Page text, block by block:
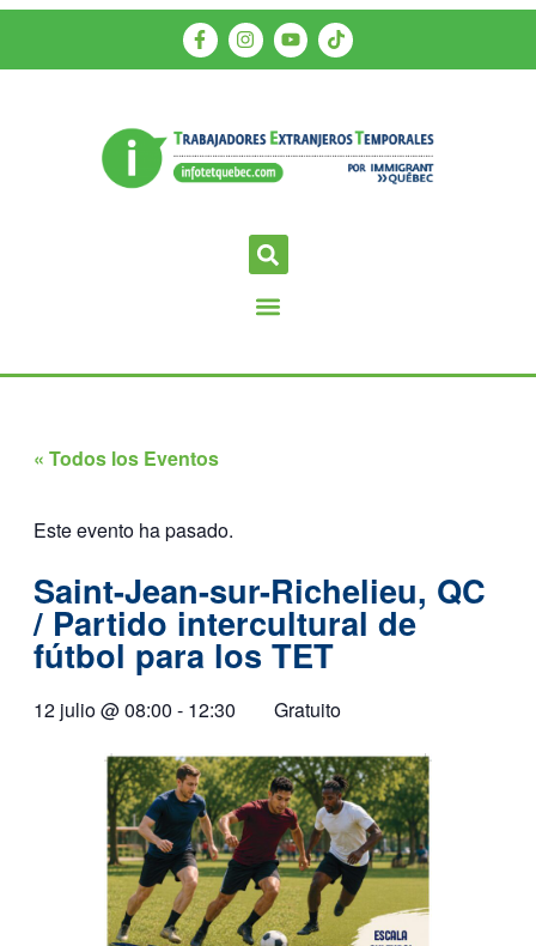
« Todos los Eventos
Este evento ha pasado.
Saint-Jean-sur-Richelieu, QC
/ Partido intercultural de
fútbol para los TET
12 julio@08:00 - 12:30 Gratuito